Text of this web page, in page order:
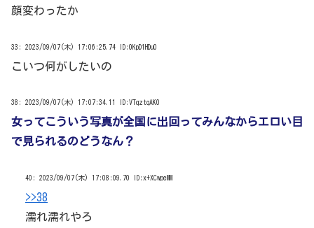
顔変わったか
33: 2023/09/07(木) 17:06:25.74 ID:0KpD1HDu0
こいつ何がしたいの
38: 2023/09/07(木) 17:07:34.11 ID:VTqztqAK0
女ってこういう写真が全国に出回ってみんなからエロい目
で見られるのどうなん？
40: 2023/09/07(木) 17:08:09.70 ID:x+XCwpeMM
>>38
濡れ濡れやろ